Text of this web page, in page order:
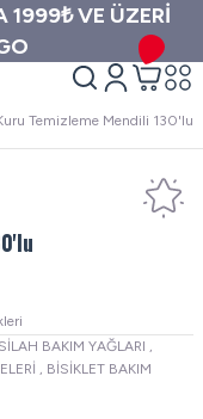
1999₺ VE ÜZERİ
Temizleme Mendili 130'lu
SİLAH BAKIM YAĞLARI ,
, BİSİKLET BAKIM